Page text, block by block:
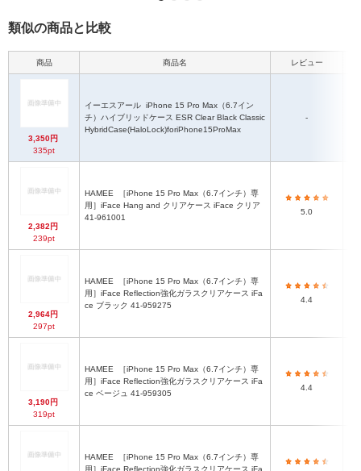
類似の商品と比較
商品 商品名 レビュー
3,350円
335pt
イーエスアール
チ）ハイブリッドケース ESR Clear Black Classic
HybridCase(HaloLock)foriPhone15ProMax
-
2,382円
239pt
HAMEE
用］iFace Hang and クリアケース iFace クリア
41-961001
5.0
2,964円
297pt
HAMEE
用］iFace Reflection強化ガラスクリアケース iFa
ce ブラック 41-959275
4.4
3,190円
319pt
HAMEE
用］iFace Reflection強化ガラスクリアケース iFa
ce ベージュ 41-959305
4.4
HAMEE
用］iFace Reflection強化ガラスクリアケース iFa